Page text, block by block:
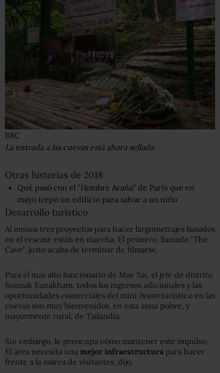
BBC
La entrada a las cuevas está ahora sellada.
Otras historias de 2018
Qué pasó con el "Hombre Araña" de París que en
mayo trepó un edificio para salvar a un niño
Desarrollo turístico
Al menos tres proyectos para hacer largometrajes basados
​​en el rescate están en marcha. El primero, llamado "The
Cave", justo acaba de terminar de filmarse.
Para el más alto funcionario de Mae Sai, el jefe de distrito
Somsak Kanakham, todos los ingresos adicionales y las
oportunidades comerciales del mini boom turístico en las
cuevas son muy bienvenidos, en esta zona pobre, y
mayormente rural, de Tailandia.
Sin embargo, le preocupa cómo mantener este impulso.
El área necesita una mejor infraestructura para hacer
frente a la marea de visitantes, dijo.